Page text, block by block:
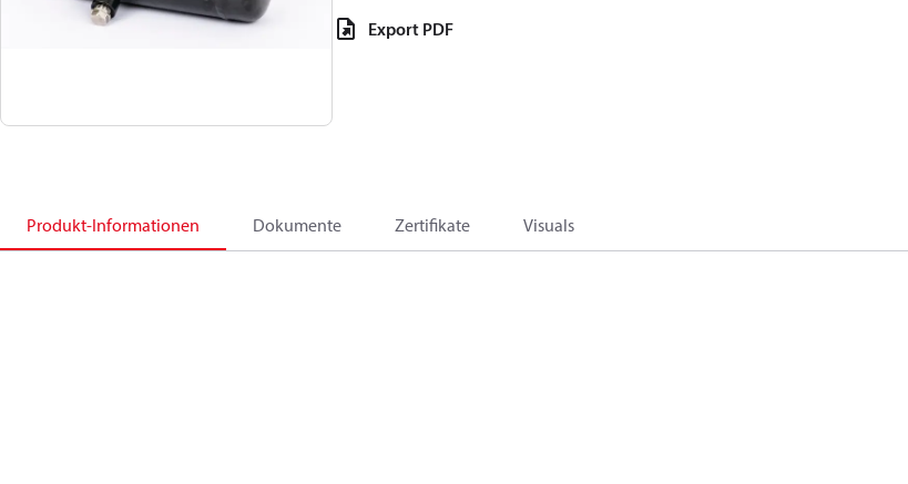
Export PDF
Produkt-Informationen Dokumente Zertifikate Visuals